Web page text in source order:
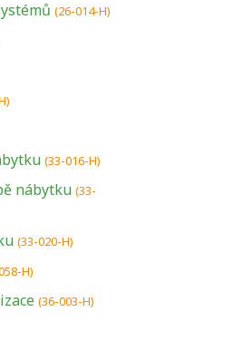
(26-014-H)
(33-016-H)
nábytku (33-
(33-020-H)
H)
(36-003-H)